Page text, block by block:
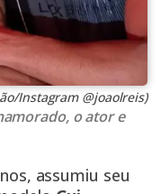
Instagram @joaolreis)
o ator e
assumiu seu